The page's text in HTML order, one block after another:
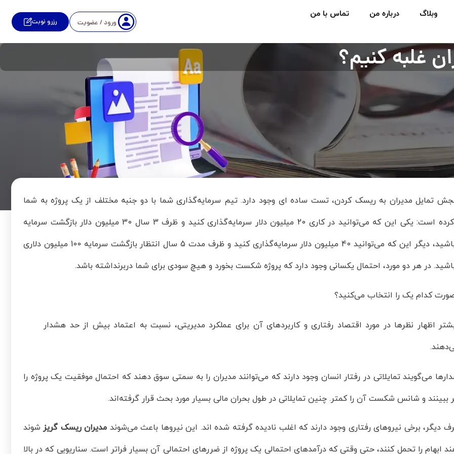
وبلاگ درباره من تماس با من
ورود / عضویت رزرو نوبت
غلبه کنیم؟
تمایل مدیران به ریسک کردن، تست ساده ای وجود دارد. تیم سرمایه‌گذاری شما با دو جنبه مختلف از یک پروژه به شما
مراجعه کرده است: یکی این که می‌توانید در کاری 20 میلیون دلار سرمایه‌گذاری کنید و ظرف 3 سال 30 میلیون دلار بازگشت سرمایه
داشته باشید، دیگر این که می‌توانید 40 میلیون دلار سرمایه‌گذاری کنید و ظرف مدت 5 سال انتظار بازگشت سرمایه 100 میلیون دلاری
در هر دو مورد، احتمال یکسانی وجود دارد که پروژه شکست بخورد و هیچ سودی برای شما دربرنداشته باشد.
کدام یک را انتخاب می‌کنید؟
اظهار نظرها در مورد اقتصاد رفتاری و کاربردهای آن برای عملکرد مدیریتی، نسبت به اعتماد بیش از حد هشدار
می‌گویند تمایلاتی در رفتار انسان وجود دارند که می‌توانند مدیران را به سمتی سوق دهند که احتمال موفقیت یک پروژه را
ببینند و شانس شکست آن را کمتر. چنین تمایلاتی در طول بحران مالی بسیار مورد بحث قرار گرفته‌اند.
دیگر، برخی نیروهای رفتاری وجود دارند که اغلب نادیده گرفته شده اند. این نیروها باعث می‌شوند مدیران ریسک گریز شوند
ابهام را تحمل کنند، حتی وقتی که درآمدهای احتمالی یک پروژه از ضررهای احتمالی آن بسیار فراتر است. سناریویی که در بالا